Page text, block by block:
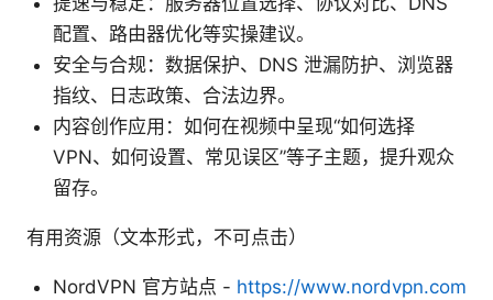
配置、路由器优化等实操建议。
安全与合规：数据保护、DNS 泄漏防护、浏览器
指纹、日志政策、合法边界。
内容创作应用：如何在视频中呈现“如何选择
VPN、如何设置、常见误区”等子主题，提升观众
留存。
有用资源（文本形式，不可点击）
NordVPN 官方站点 - https://www.nordvpn.com